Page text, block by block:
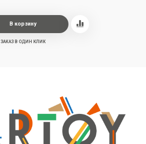
В корзину
ЗАКАЗ В ОДИН КЛИК